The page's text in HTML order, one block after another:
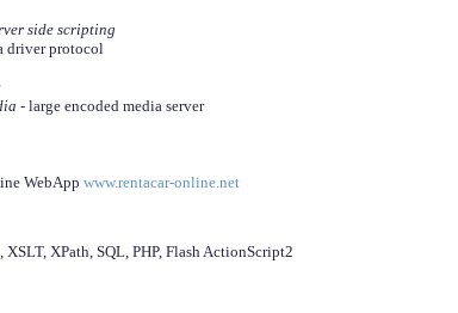
side scripting
driver protocol
- large encoded media server
WebApp www.rentacar-online.net
XPath, SQL, PHP, Flash ActionScript2